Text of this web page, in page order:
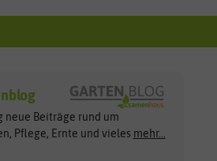
neue Beiträge rund um
Pflege, Ernte und vieles mehr...